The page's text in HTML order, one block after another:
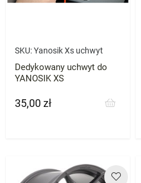
SKU:Yanosik Xs uchwyt
Dedykowany uchwyt do
YANOSIK XS
Cena
35,00 zł